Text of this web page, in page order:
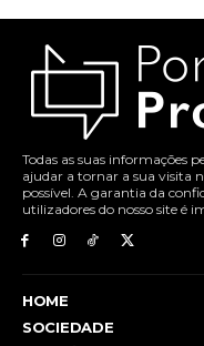
Todas as suas informações
ajudar a tornar a sua visita
possível. A garantia da
utilizadores do nosso site é
HOME
SOCIEDADE